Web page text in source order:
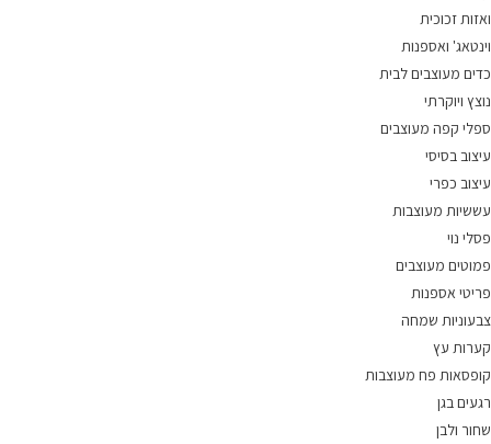
ואזות זכוכית
וינטאג' ואספנות
כדים מעוצבים לבית
נוצץ ויוקרתי
ספלי קפה מעוצבים
עיצוב בסיסי
עיצוב כפרי
עששיות מעוצבות
פסלי נוי
פמוטים מעוצבים
פריטי אספנות
צבעוניות שמחה
קערות עץ
קופסאות פח מעוצבות
רגעים בגן
שחור ולבן